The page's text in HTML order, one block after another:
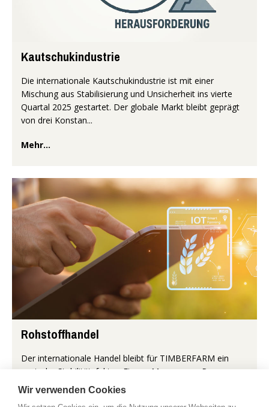
Kautschukindustrie
Die internationale Kautschukindustrie ist mit einer
Mischung aus Stabilisierung und Unsicherheit ins vierte
Quartal 2025 gestartet. Der globale Markt bleibt geprägt
von drei Konstan...
Mehr...
Rohstoffhandel
Der internationale Handel bleibt für TIMBERFARM ein
zentraler Stabilitätsfaktor. Eigene Mengen aus Panama
und Côte d’Ivoire werden gezielt durch Zukäufe ergänzt.
Wir verwenden Cookies